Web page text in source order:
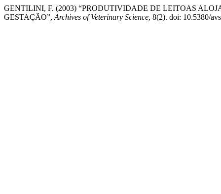
GENTILINI, F. (2003) “PRODUTIVIDADE DE LEITOAS
GESTAÇÃO”, Archives of Veterinary Science, 8(2). doi: 10.5380/